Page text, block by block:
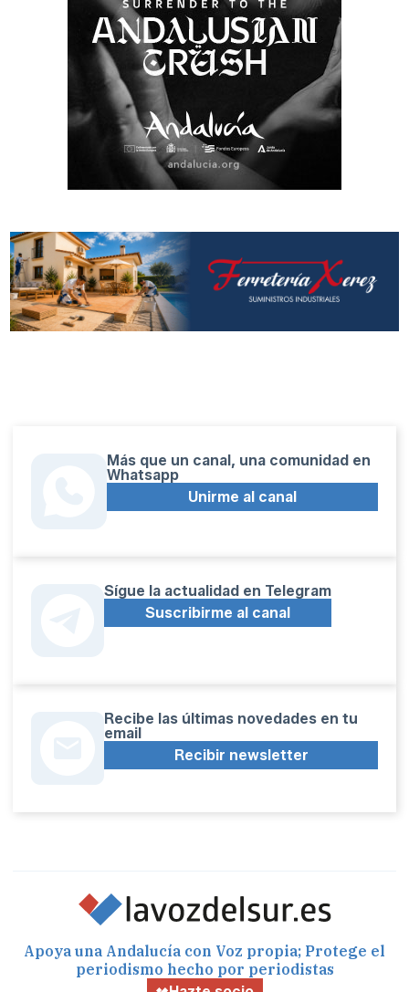
Más que un canal, una comunidad en
Whatsapp
Unirme al canal
Sígue la actualidad en Telegram
Suscribirme al canal
Recibe las últimas novedades en tu
email
Recibir newsletter
Apoya una Andalucía con Voz propia; Protege el
periodismo hecho por periodistas